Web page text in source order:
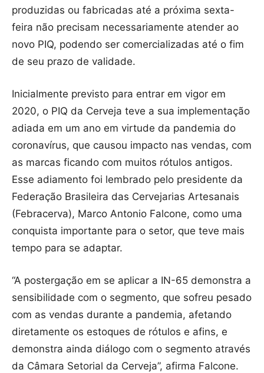
produzidas ou fabricadas até a próxima sexta-
feira não precisam necessariamente atender ao
novo PIQ, podendo ser comercializadas até o fim
de seu prazo de validade.
Inicialmente previsto para entrar em vigor em
2020, o PIQ da Cerveja teve a sua implementação
adiada em um ano em virtude da pandemia do
coronavírus, que causou impacto nas vendas, com
as marcas ficando com muitos rótulos antigos.
Esse adiamento foi lembrado pelo presidente da
Federação Brasileira das Cervejarias Artesanais
(Febracerva), Marco Antonio Falcone, como uma
conquista importante para o setor, que teve mais
tempo para se adaptar.
“A postergação em se aplicar a IN-65 demonstra a
sensibilidade com o segmento, que sofreu pesado
com as vendas durante a pandemia, afetando
diretamente os estoques de rótulos e afins, e
demonstra ainda diálogo com o segmento através
da Câmara Setorial da Cerveja”, afirma Falcone.